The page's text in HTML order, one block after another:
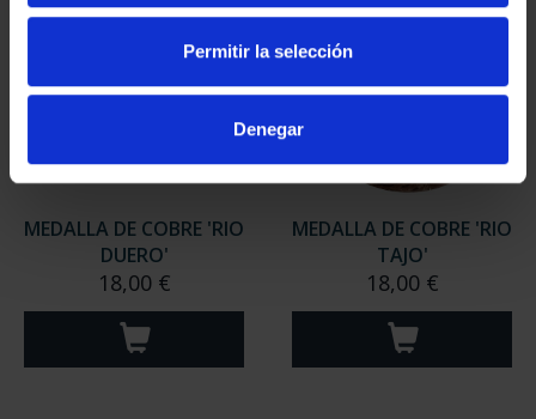
Permitir la selección
Denegar
MEDALLA DE COBRE 'RIO
DUERO'
18,00 €
MEDALLA DE COBRE 'RIO
TAJO'
18,00 €